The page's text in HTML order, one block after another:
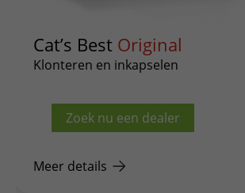
Cat’s Best Original
Klonteren en inkapselen
Zoek nu een dealer
Meer details